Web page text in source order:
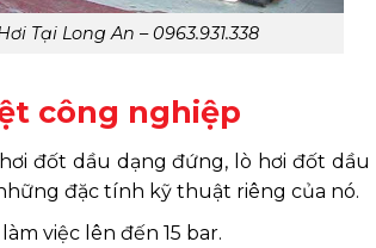
Tại Long An – 0963.931.338
công nghiệp
đốt dầu dạng đứng, lò hơi đốt
đặc tính kỹ thuật riêng của nó.
việc lên đến 15 bar.